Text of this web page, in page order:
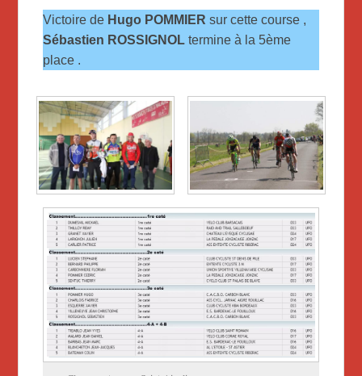
Victoire de Hugo POMMIER sur cette course ,
Sébastien ROSSIGNOLtermine à la 5ème
place .